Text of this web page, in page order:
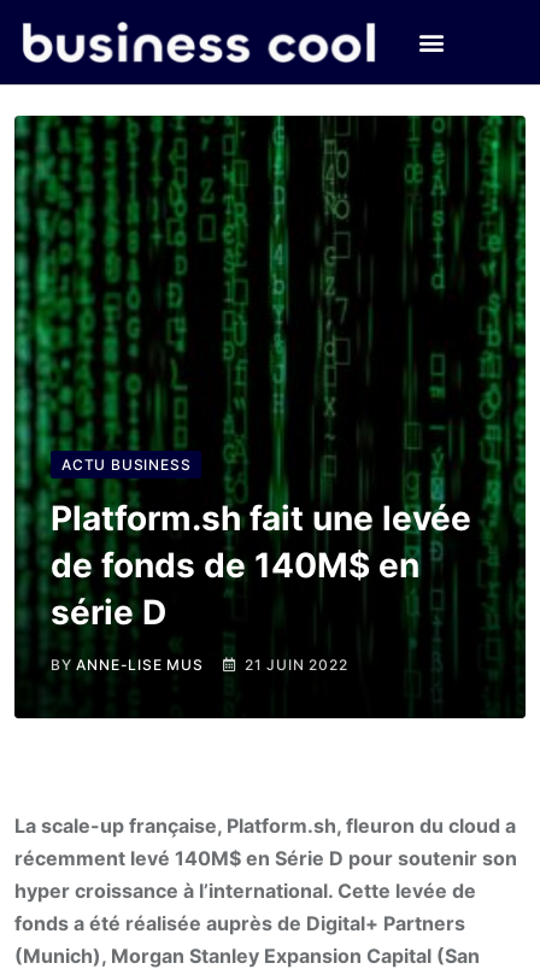
ACTU BUSINESS
Platform.sh fait une levée
de fonds de 140M$ en
série D
BYANNE-LISE MUS 21 JUIN 2022
La scale-up française, Platform.sh, fleuron du cloud a
récemment levé 140M$ en Série D pour soutenir son
hyper croissance à l’international. Cette levée de
fonds a été réalisée auprès de Digital+ Partners
(Munich), Morgan Stanley Expansion Capital (San